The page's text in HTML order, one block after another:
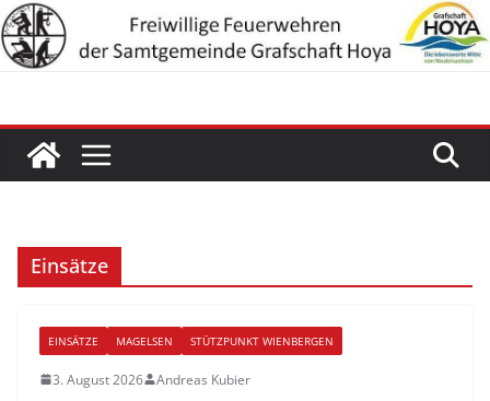
Zum
Inhalt
springen
Einsätze
EINSÄTZE MAGELSEN STÜTZPUNKT WIENBERGEN
3. August 2026 Andreas Kubier